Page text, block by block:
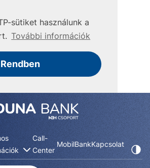
sütiket használunk a
További információk
Rendben
Call-
Center
MobilBankKapcsolat